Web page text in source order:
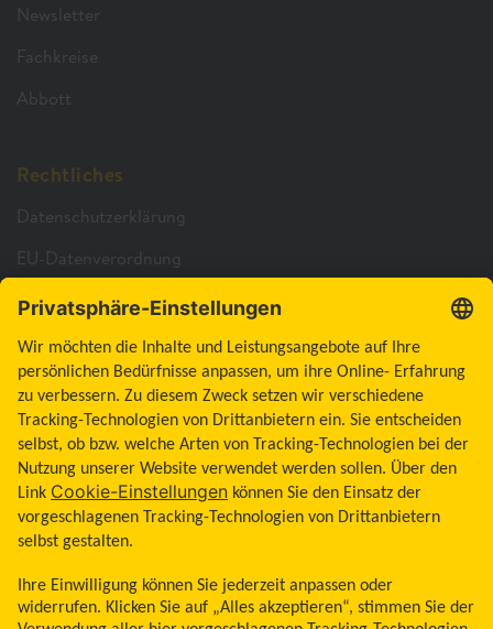
Newsletter
Fachkreise
Abbott
Rechtliches
Datenschutzerklärung
EU-Datenverordnung
Cookie-Richtlinie
Cookie-Einstellungen
Barrierefreiheitserklärung
Allgemeine Geschäftsbedingungen
Impressum
Land ändern